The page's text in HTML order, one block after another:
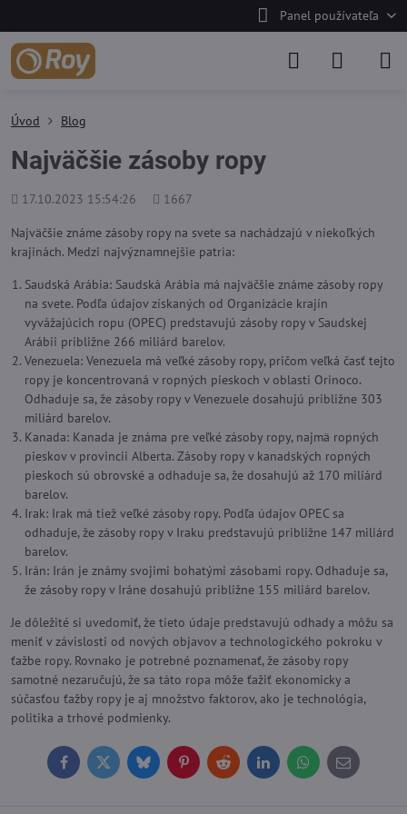
Panel používateľa
Úvod Blog
Najväčšie zásoby ropy
Pridané
17.10.2023 15:54:26
Počet
1667
Najväčšie známe zásoby ropy na svete sa nachádzajú v niekoľkých
krajinách. Medzi najvýznamnejšie patria:
Saudská Arábia: Saudská Arábia má najväčšie známe zásoby ropy
na svete. Podľa údajov získaných od Organizácie krajín
vyvážajúcich ropu (OPEC) predstavujú zásoby ropy v Saudskej
Arábii približne 266 miliárd barelov.
Venezuela: Venezuela má veľké zásoby ropy, pričom veľká časť tejto
ropy je koncentrovaná v ropných pieskoch v oblasti Orinoco.
Odhaduje sa, že zásoby ropy v Venezuele dosahujú približne 303
miliárd barelov.
Kanada: Kanada je známa pre veľké zásoby ropy, najmä ropných
pieskov v provincii Alberta. Zásoby ropy v kanadských ropných
pieskoch sú obrovské a odhaduje sa, že dosahujú až 170 miliárd
barelov.
Irak: Irak má tiež veľké zásoby ropy. Podľa údajov OPEC sa
odhaduje, že zásoby ropy v Iraku predstavujú približne 147 miliárd
barelov.
Irán: Irán je známy svojimi bohatými zásobami ropy. Odhaduje sa,
že zásoby ropy v Iráne dosahujú približne 155 miliárd barelov.
Je dôležité si uvedomiť, že tieto údaje predstavujú odhady a môžu sa
meniť v závislosti od nových objavov a technologického pokroku v
ťažbe ropy. Rovnako je potrebné poznamenať, že zásoby ropy
samotné nezaručujú, že sa táto ropa môže ťažiť ekonomicky a
súčasťou ťažby ropy je aj množstvo faktorov, ako je technológia,
politika a trhové podmienky.
FacebookTwitterBlueskyPinterestReddit LinkedInWhatsApp
E-
mail